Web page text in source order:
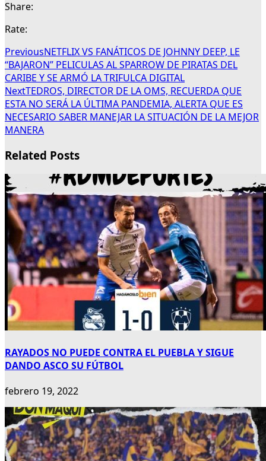
Share:
Rate:
PreviousNETFLIX VS FANÁTICOS DE JOHNNY DEEP, LE
“BAJARON” PELICULAS AL SPARROW DE PIRATAS DEL
CARIBE Y SE ARMÓ LA TRIFULCA DIGITAL
NextTEDROS, DIRECTOR DE LA OMS, RECUERDA QUE
ESTA NO SERÁ LA ÚLTIMA PANDEMIA, ALERTA QUE ES
NECESARIO SABER MANEJAR LA SITUACIÓN DE LA MEJOR
MANERA
Related Posts
RAYADOS NO PUEDE CONTRA EL PUEBLA Y SIGUE
DANDO ASCO SU FÚTBOL
febrero 19, 2022